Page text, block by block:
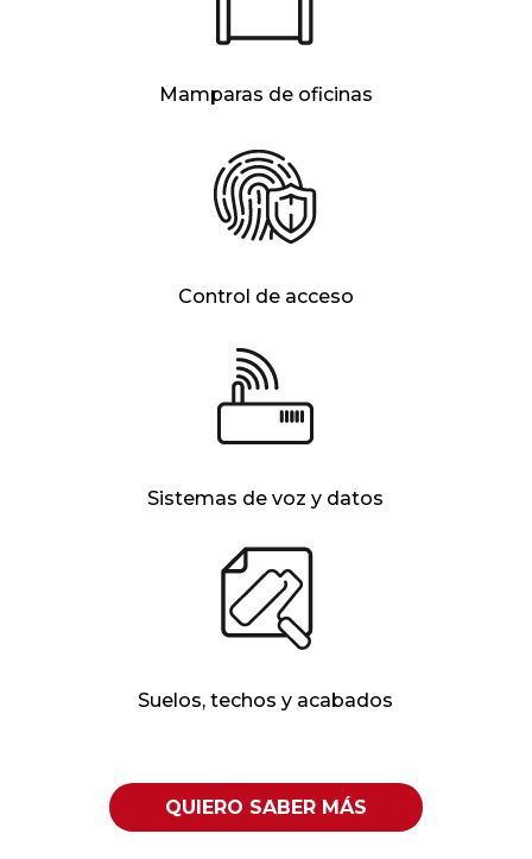
Mamparas de oficinas
Control de acceso
Sistemas de voz y datos
Suelos, techos y acabados
QUIERO SABER MÁS